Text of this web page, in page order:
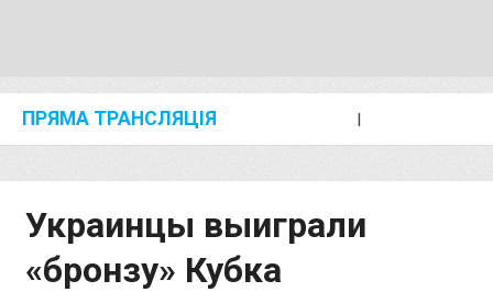
ПРЯМА ТРАНСЛЯЦІЯ I
Украинцы выиграли
«бронзу» Кубка